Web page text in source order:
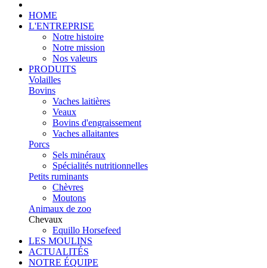
HOME
L'ENTREPRISE
Notre histoire
Notre mission
Nos valeurs
PRODUITS
Volailles
Bovins
Vaches laitières
Veaux
Bovins d'engraissement
Vaches allaitantes
Porcs
Sels minéraux
Spécialités nutritionnelles
Petits ruminants
Chèvres
Moutons
Animaux de zoo
Chevaux
Equillo Horsefeed
LES MOULINS
ACTUALITÉS
NOTRE ÉQUIPE